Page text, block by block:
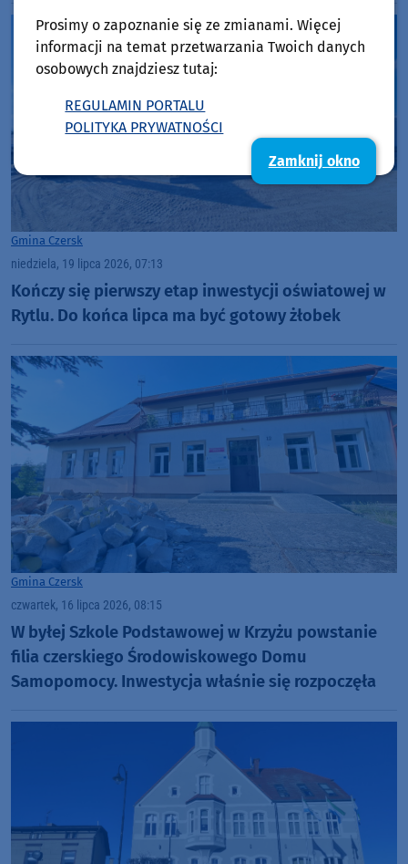
Gmina Czersk
niedziela, 19 lipca 2026, 07:13
Kończy się pierwszy etap inwestycji oświatowej w
Rytlu. Do końca lipca ma być gotowy żłobek
Gmina Czersk
czwartek, 16 lipca 2026, 08:15
W byłej Szkole Podstawowej w Krzyżu powstanie
filia czerskiego Środowiskowego Domu
Samopomocy. Inwestycja właśnie się rozpoczęła
Prosimy o zapoznanie się ze zmianami. Więcej
informacji na temat przetwarzania Twoich danych
osobowych znajdziesz tutaj:
REGULAMIN PORTALU
POLITYKA PRYWATNOŚCI
Zamknij okno